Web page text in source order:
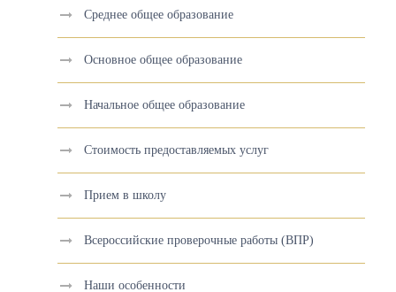
Среднее общее образование
Основное общее образование
Начальное общее образование
Стоимость предоставляемых услуг
Прием в школу
Всероссийские проверочные работы (ВПР)
Наши особенности